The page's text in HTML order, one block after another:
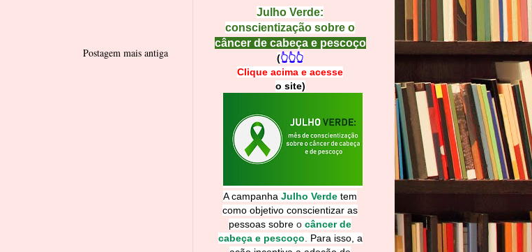
Postagem mais antiga
Julho Verde:
conscientização sobre o
câncer de cabeça e pescoço
(👆👆👆
Clique acima e acesse
o site)
A campanha Julho Verde tem
como objetivo conscientizar as
pessoas sobre o câncer de
cabeça e pescoço
Para isso, a